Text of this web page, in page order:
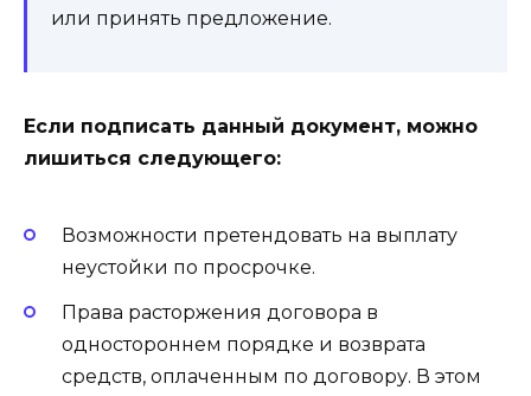
или принять предложение.
Если подписать данный документ, можно
лишиться следующего:
Возможности претендовать на выплату
неустойки по просрочке.
Права расторжения договора в
одностороннем порядке и возврата
средств, оплаченным по договору. В этом